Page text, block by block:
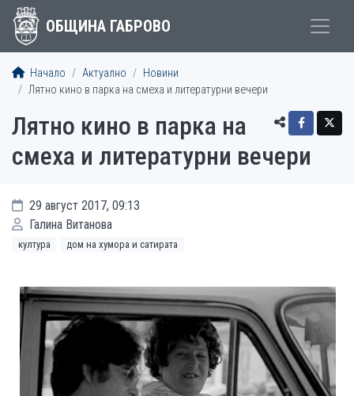
ОБЩИНА ГАБРОВО
Начало Актуално
Новини
Лятно кино в парка на смеха и литературни вечери
Лятно кино в парка на
смеха и литературни вечери
29 август 2017, 09:13
Галина Витанова
култура дом на хумора и сатирата